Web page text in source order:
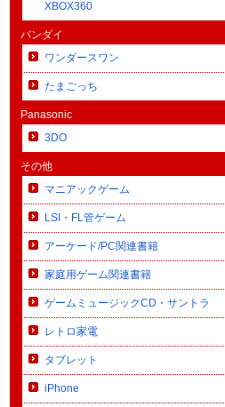
XBOX360
バンダイ
ワンダースワン
たまごっち
Panasonic
3DO
その他
マニアックゲーム
LSI・FL管ゲーム
アーケード/PC関連書籍
家庭用ゲーム関連書籍
ゲームミュージックCD・サントラ
レトロ家電
タブレット
iPhone